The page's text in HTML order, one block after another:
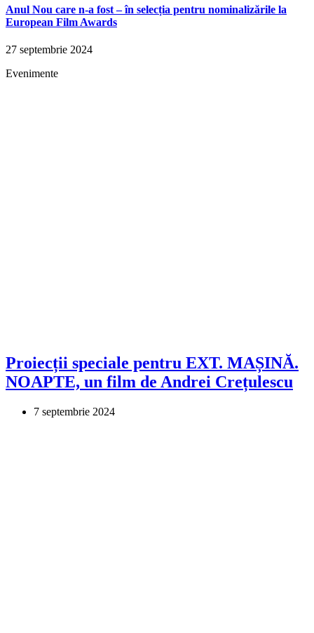
Anul Nou care n-a fost – în selecția pentru nominalizările la
European Film Awards
27 septembrie 2024
Evenimente
Proiecții speciale pentru EXT. MAȘINĂ.
NOAPTE, un film de Andrei Crețulescu
7 septembrie 2024